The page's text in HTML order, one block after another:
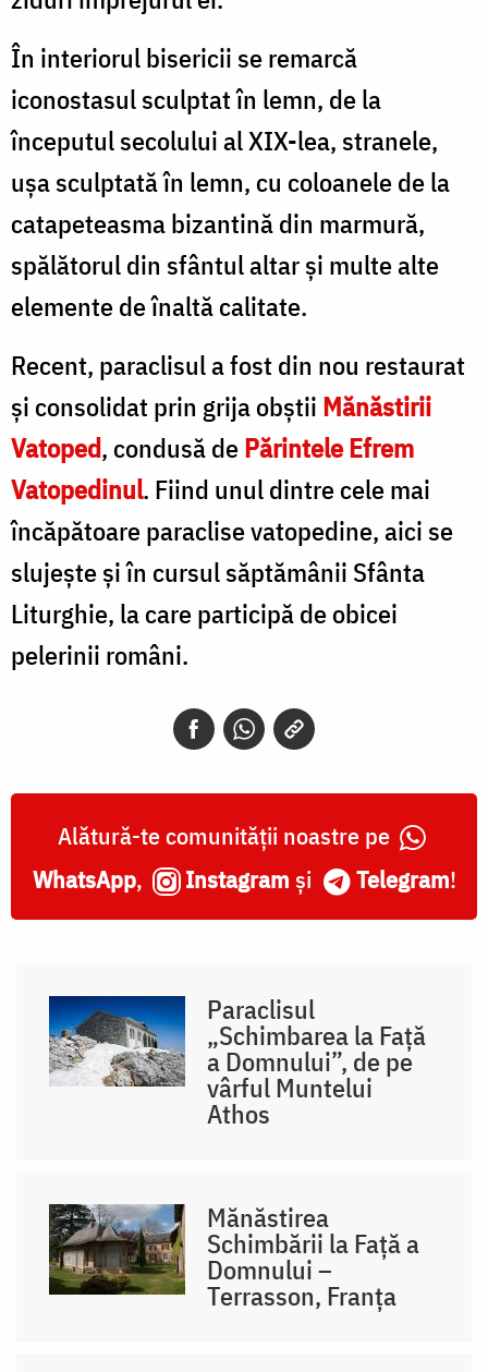
În interiorul bisericii se remarcă
iconostasul sculptat în lemn, de la
începutul secolului al XIX-lea, stranele,
uşa sculptată în lemn, cu coloanele de la
catapeteasma bizantină din marmură,
spălătorul din sfântul altar şi multe alte
elemente de înaltă calitate.
Recent, paraclisul a fost din nou restaurat
şi consolidat prin grija obştii Mănăstirii
Vatoped, condusă dePărintele Efrem
Vatopedinul. Fiind unul dintre cele mai
încăpătoare paraclise vatopedine, aici se
slujeşte și în cursul săptămânii Sfânta
Liturghie, la care participă de obicei
pelerinii români.
Alătură-te comunității noastre pe
WhatsApp, Instagram și Telegram!
Paraclisul
„Schimbarea la Față
a Domnului”, de pe
vârful Muntelui
Athos
Mănăstirea
Schimbării la Față a
Domnului –
Terrasson, Franţa